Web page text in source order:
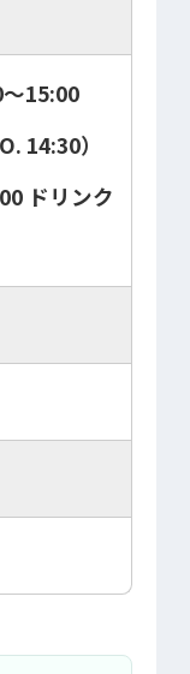
15:00
14:30）
ドリンク